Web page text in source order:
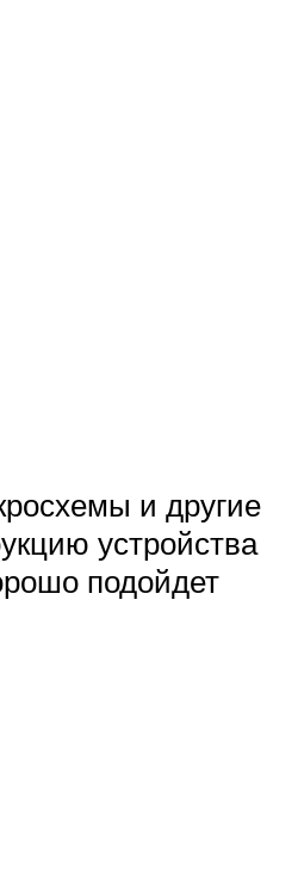
и другие
устройства
подойдет